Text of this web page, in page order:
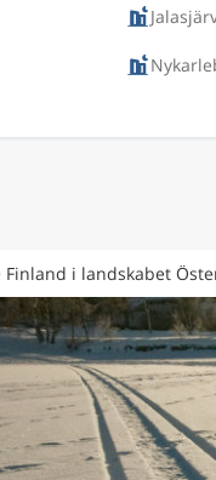
Finland i landskabet